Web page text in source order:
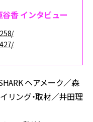
香 インタビュー
ヘアメーク／森
リング・取材／井田理